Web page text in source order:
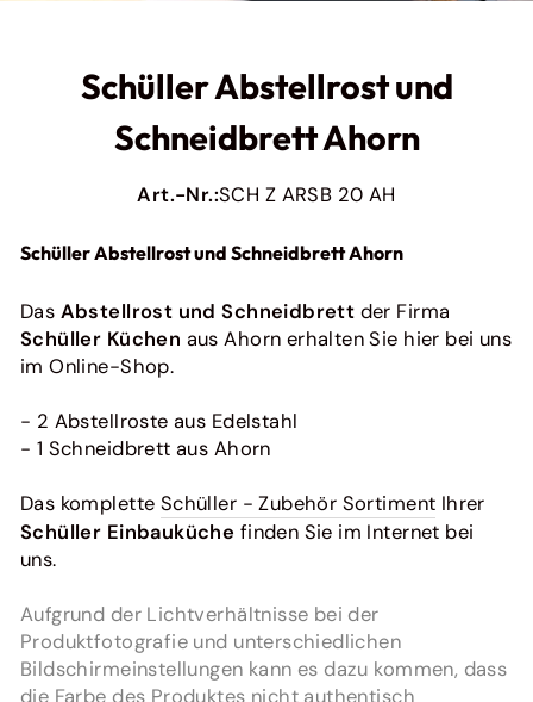
Originales Zubehör für Ihre Express Küche
Pino
Originales Zubehör für Pino Küchen
Originales Zubehör für Ihre Baufromat-Küche
Originales Zubehör für Ihre Häcker Küche
Originales Zubehör für Bora
next125
Originales Zubehör für deine Next125 Küche
So pflegen Sie Ihre Küchenfronten richtig (und
einfach!)
Weiterlesen
Schüller Abstellrost und
Schneidbrett Ahorn
Art.-Nr.:SCH Z ARSB 20 AH
Schüller Abstellrost und Schneidbrett Ahorn
Das Abstellrost und Schneidbrett der Firma
Schüller Küchen aus Ahorn erhalten Sie hier bei uns
im Online-Shop.
- 2 Abstellroste aus Edelstahl
- 1 Schneidbrett aus Ahorn
Das komplette Schüller - Zubehör Sortiment Ihrer
Schüller Einbauküche finden Sie im Internet bei
uns.
Aufgrund der Lichtverhältnisse bei der
Produktfotografie und unterschiedlichen
Bildschirmeinstellungen kann es dazu kommen, dass
die Farbe des Produktes nicht authentisch